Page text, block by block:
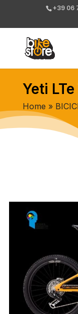
+39 06
Yeti LTe
Home »